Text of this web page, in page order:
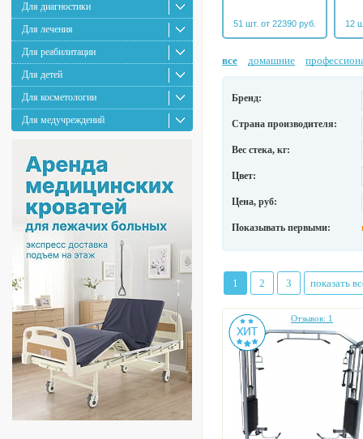
Для диагностики
Для лечения
Для реабилитации
Для детей
Для косметологии
Для медучреждений
51 шт. от 22390 руб. 12
все домашние
Бренд:
Страна производителя:
Вес стека, кг:
Цвет:
Цена, руб:
Показывать первыми:
1 2 3 показать
Отзывов: 1